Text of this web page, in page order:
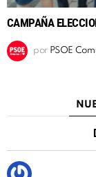
CAMPAÑA
por PSOE